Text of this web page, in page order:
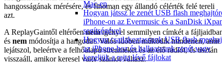
Mac-en
Hogyan játssz le zenét USB flash
iPhone-on az Evermusic és a SanDisk
segítségével
Hogyan csatlakoztassunk USB flash
az iPhone-hoz és hallgassunk zenét vagy
kezeljük a rajta lévő fájlokat
hangosságának mérésére, és finoman egy állandó célérték felé tereli
azt.
A ReplayGaintől eltérőennemigényel semmilyen címkét a
és nem módosítja a hangodat. Valós időben működik mindenen, amit
lejátszol, beleértve a felhőalapú streameket és az élő rádiót, és tisztán
visszaáll, amikor keresel vagy számot váltasz.